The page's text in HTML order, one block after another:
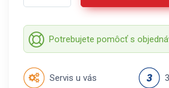
Potrebujete pomôcť s
Servis u vás